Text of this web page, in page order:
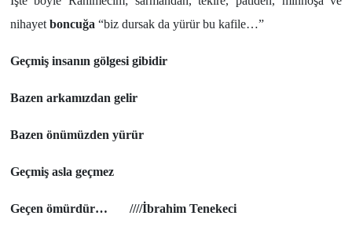
nihayet boncuğa “biz dursak da yürür bu kafile…”
Geçmiş insanın gölgesi gibidir
Bazen arkamızdan gelir
Bazen önümüzden yürür
Geçmiş asla geçmez
Geçen ömürdür… ////İbrahim Tenekeci